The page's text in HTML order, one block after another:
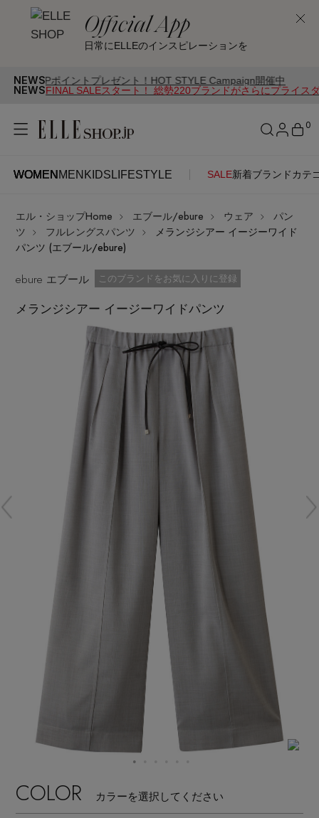
Official App
日常にELLEのインスピレーションを
NEWS
ントプレゼント！HOT STYLE Campaign開催中
NEWSFINAL SALEスタート！ 総勢220ブランドがさらにプライス
WOMEN MEN KIDS LIFESTYLE SALE新着ブランド カテ
0
WOMENMENKIDSLIFESTYLE
ITEMS
新着アイテム
再入荷アイテム
最旬！トレンドワード
【予約】新作ウェアをチェック
【Tシャツ】デイリーに活躍
【日傘】完全遮光・軽量傘
【サンダル】ビーサンの季節！
【リネン】涼しい夏素材
【CFCL】注目のPOP-UP
すべてのウェア
シューズ
サンダル
すべてのバッグ・財布
ファッション小物
ログイン
はじめてご利用の方
新規会員登録
メールマガジン登録
最新トレンドや限定アイテム、セール情報を
いち早くお届けします。
カスタマーサポート
エル・ショップについて
お知らせ
SEE RESULTS
エル・ショップHome エブール/ebure ウェア
パン
ツ
フルレングスパンツ
メランジシアー イージーワイド
パンツ (エブール/ebure)
ebure エブール お気に入り済
このブランドをお気に入りに登録
メランジシアー イージーワイドパンツ
COLOR カラーを選択してください